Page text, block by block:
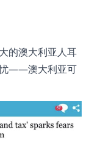
的澳大利亚人耳
忧——澳大利亚可